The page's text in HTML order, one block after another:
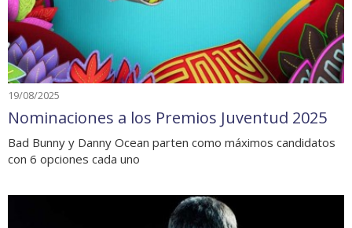
19/08/2025
Nominaciones a los Premios Juventud 2025
Bad Bunny y Danny Ocean parten como máximos candidatos
con 6 opciones cada uno